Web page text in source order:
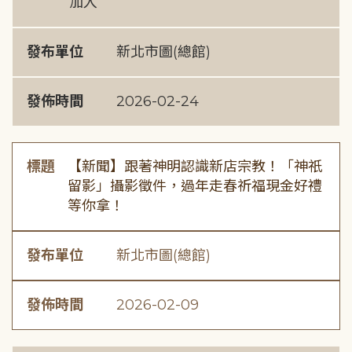
發布單位 新北市圖(總館)
發佈時間 2026-02-24
標題
【新聞】跟著神明認識新店宗教！「神祇
留影」攝影徵件，過年走春祈福現金好禮
等你拿！
發布單位 新北市圖(總館)
發佈時間 2026-02-09